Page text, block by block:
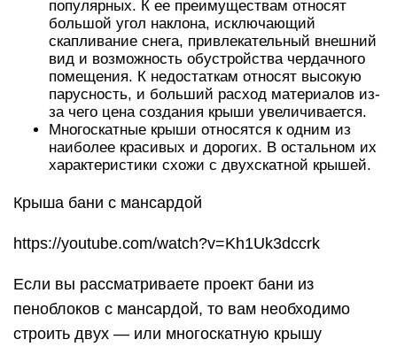
популярных. К ее преимуществам относят
большой угол наклона, исключающий
скапливание снега, привлекательный внешний
вид и возможность обустройства чердачного
помещения. К недостаткам относят высокую
парусность, и больший расход материалов из-
за чего цена создания крыши увеличивается.
Многоскатные крыши относятся к одним из
наиболее красивых и дорогих. В остальном их
характеристики схожи с двухскатной крышей.
Крыша бани с мансардой
https://youtube.com/watch?v=Kh1Uk3dccrk
Если вы рассматриваете проект бани из
пеноблоков с мансардой, то вам необходимо
строить двух — или многоскатную крышу